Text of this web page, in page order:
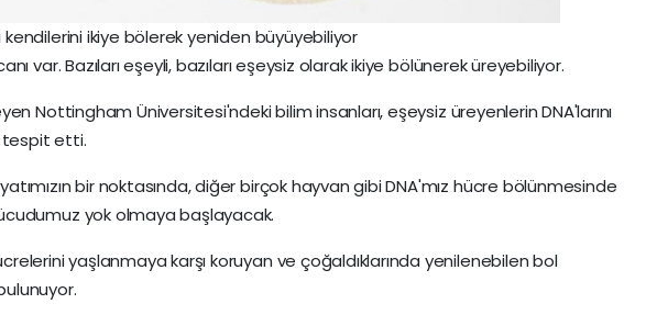
kendilerini ikiye bölerek yeniden büyüyebiliyor
var. Bazıları eşeyli, bazıları eşeysiz olarak ikiye bölünerek üreyebiliyor.
Nottingham Üniversitesi'ndeki bilim insanları, eşeysiz üreyenlerin DNA'larını
tespit etti.
bir noktasında, diğer birçok hayvan gibi DNA'mız hücre bölünmesinde
yok olmaya başlayacak.
yaşlanmaya karşı koruyan ve çoğaldıklarında yenilenebilen bol